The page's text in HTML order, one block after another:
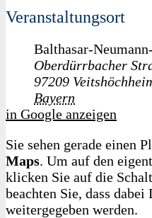
Veranstaltungsort
Balthasar-
Oberdürrbacher
97209
Bayern
in Google anzeigen
Sie sehen gerade einen
Maps. Um auf den
klicken Sie auf die
beachten Sie, dass
weitergegeben werden.